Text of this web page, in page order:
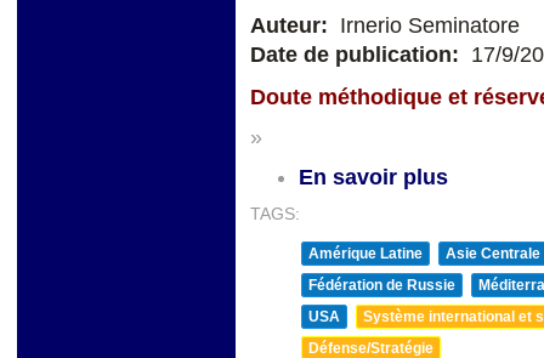
Auteur: Irnerio Seminatore
Date de publication: 17/9/
Doute méthodique et
»
En savoir plus
TAGS:
Amérique Latine
Asie Centrale
Fédération de Russie
USA
Système international et
Défense/Stratégie